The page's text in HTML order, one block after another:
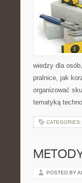
wiedzy dla
pralnice, jak
organizować
tematyką
CATEGORIES:
POSTED BY